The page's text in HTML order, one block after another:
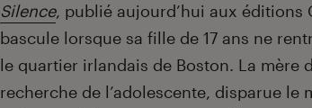
Silence, publié aujourd’hui aux éditions
bascule lorsque sa fille de 17 ans ne
le quartier irlandais de Boston. La mère
recherche de l’adolescente, disparue le